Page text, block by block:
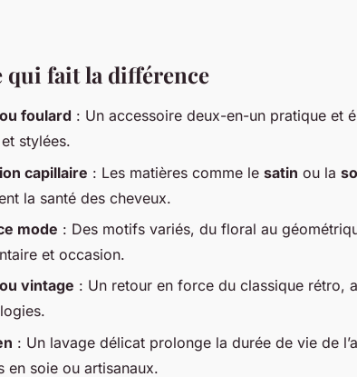
qui fait la différence
foulard : Un accessoire deux-en-un pratique et
stylées.
capillaire : Les matières comme le satin ou la
la santé des cheveux.
mode : Des motifs variés, du floral au
et occasion.
vintage : Un retour en force du classique rétro,
: Un lavage délicat prolonge la durée de vie de
en soie ou artisanaux.